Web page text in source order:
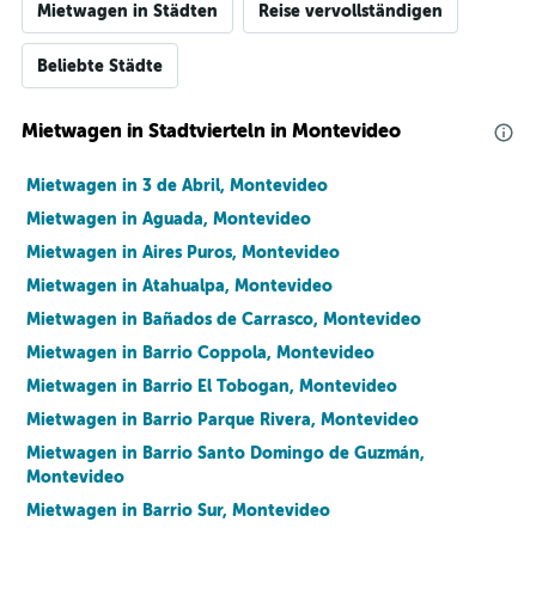
Mietwagen in Städten Reise vervollständigen
Beliebte Städte
Mietwagen in Stadtvierteln in Montevideo
Mietwagen in 3 de Abril, Montevideo
Mietwagen in Aguada, Montevideo
Mietwagen in Aires Puros, Montevideo
Mietwagen in Atahualpa, Montevideo
Mietwagen in Bañados de Carrasco, Montevideo
Mietwagen in Barrio Coppola, Montevideo
Mietwagen in Barrio El Tobogan, Montevideo
Mietwagen in Barrio Parque Rivera, Montevideo
Mietwagen in Barrio Santo Domingo de Guzmán,
Montevideo
Mietwagen in Barrio Sur, Montevideo